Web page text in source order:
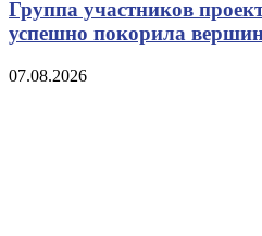
Группа участников
успешно покорила
07.08.2026